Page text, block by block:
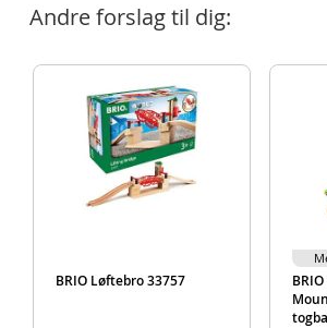
Andre forslag til dig:
BRIO Løftebro 33757